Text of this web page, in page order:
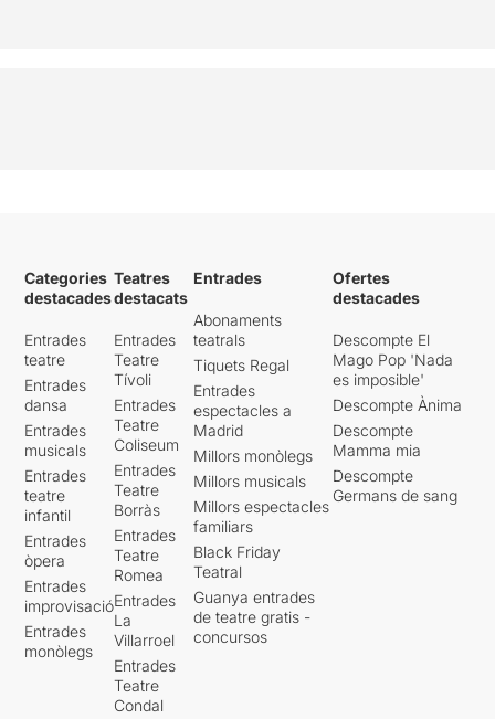
Categories
destacades
Entrades
teatre
Entrades
dansa
Entrades
musicals
Entrades
teatre
infantil
Entrades
òpera
Entrades
improvisació
Entrades
monòlegs
Teatres
destacats
Entrades
Teatre
Tívoli
Entrades
Teatre
Coliseum
Entrades
Teatre
Borràs
Entrades
Teatre
Romea
Entrades
La
Villarroel
Entrades
Teatre
Condal
Entrades
Abonaments
teatrals
Tiquets Regal
Entrades
espectacles a
Madrid
Millors monòlegs
Millors musicals
Millors espectacles
familiars
Black Friday
Teatral
Guanya entrades
de teatre gratis -
concursos
Ofertes
destacades
Descompte El
Mago Pop 'Nada
es imposible'
Descompte Ànima
Descompte
Mamma mia
Descompte
Germans de sang